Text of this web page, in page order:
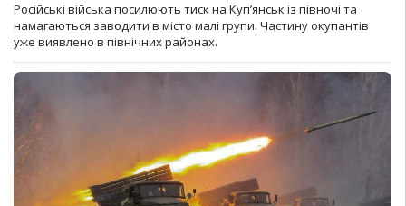
Російські війська посилюють тиск на Куп’янськ із півночі та
намагаються заводити в місто малі групи. Частину окупантів
уже виявлено в північних районах.